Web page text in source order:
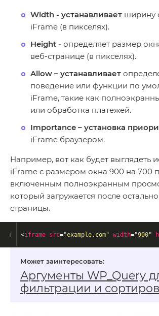
Width - устанавливает ширину
iFrame (в пикселях).
Height - определяет размер
веб-странице (в пикселях).
Allow – устанавливает
поведение или функции по
iFrame, такие как
или обработка платежей.
Importance – установка
iFrame браузером.
Например, вот как будет выглядеть
iFrame с размером окна 900 на 700
включенным полноэкранным
который загружается после
страницы.
<iframe src="example.com" width="900"
Аргументы WP_Query
фильтрации и